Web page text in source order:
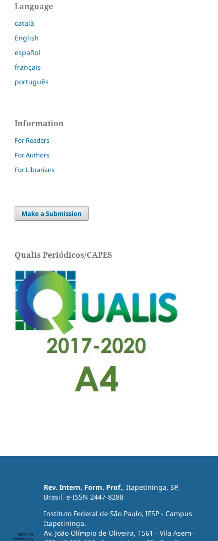
Language
català
English
español
français
português
Information
For Readers
For Authors
For Librarians
Make a Submission
Qualis Periódicos/CAPES
Rev. Intern. Form. Prof., Itapetininga, SP,
Brasil, e-ISSN 2447-8288
Instituto Federal de São Paulo, IFSP - Campus
Itapetininga.
Av. João Olímpio de Oliveira, 1561 - Vila Asem -